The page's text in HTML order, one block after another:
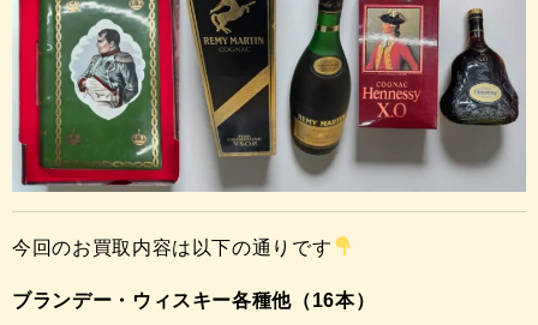
今回のお買取内容は以下の通りです
ブランデー・ウィスキー各種他（16本）